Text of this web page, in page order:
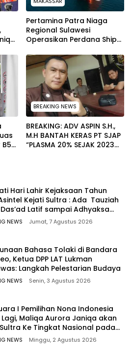
Pertamina Patra Niaga
Regional Sulawesi
Operasikan Perdana Ship
Perkuat Distribusi B50 di
Kawasan Timur Sulawesi
BREAKING NEWS
BREAKING: ADV ASPIN S.H.,
M.H BANTAH KERAS PT SJAP
“PLASMA 20% SEJAK 2023
Hari Lahir Kejaksaan Tahun
Kejati Sultra : Ada Tauziah
Latif sampai Adhyaksa
NEWS Jumat, 7 Agustus 2026
Bahasa Tolaki di Bandara
Ketua DPP LAT Lukman
Langkah Pelestarian Budaya
NEWS Senin, 3 Agustus 2026
I Pemilihan Nona Indonesia
Lagi, Maliqa Aurora Janiqa akan
Ke Tingkat Nasional pada
NONA Indonesia
NEWS Minggu, 2 Agustus 2026